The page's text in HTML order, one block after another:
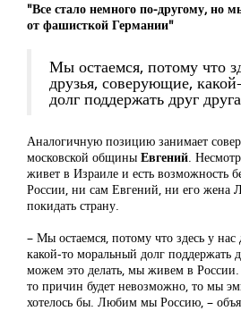
"Все стало немного по-другому, но
от фашисткой Германии"
Мы остаемся, потому что
друзья, соверующие,
долг поддержать друг друга
Аналогичную позицию занимает
московской общины Евгений.
живет в Израиле и есть возможность
России, ни сам Евгений, ни его жена
покидать страну.
– Мы остаемся, потому что здесь у
какой-то моральный долг поддержать
можем это делать, мы живем в
то причин будет невозможно, то мы
хотелось бы. Любим мы Россию, –